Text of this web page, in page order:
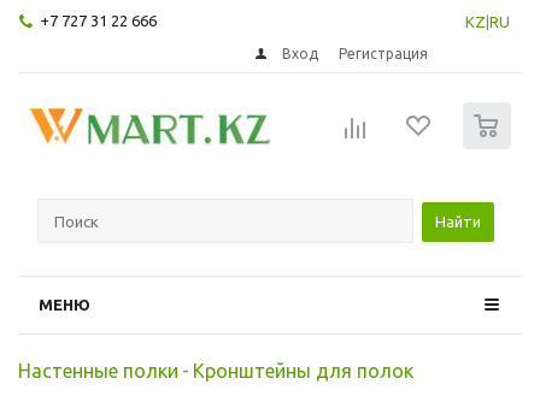
+7 727 31 22 666 KZ RU
Вход Регистрация
Найти
МЕНЮ
Настенные полки - Кронштейны для полок